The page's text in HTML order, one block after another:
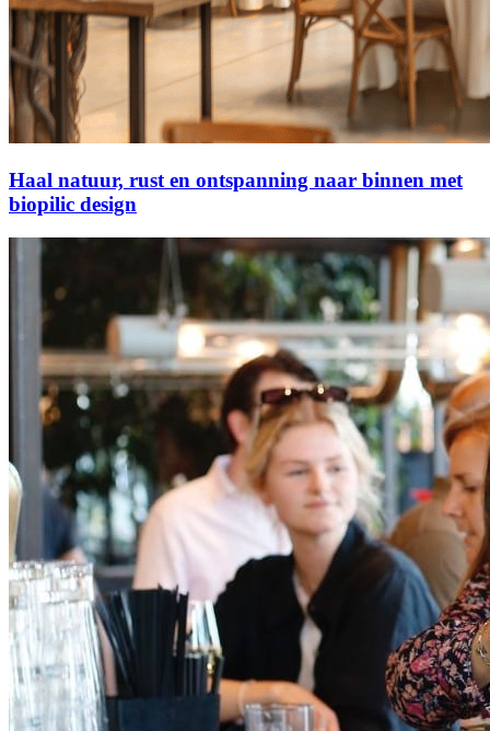
Haal natuur, rust en ontspanning naar binnen met
biopilic design